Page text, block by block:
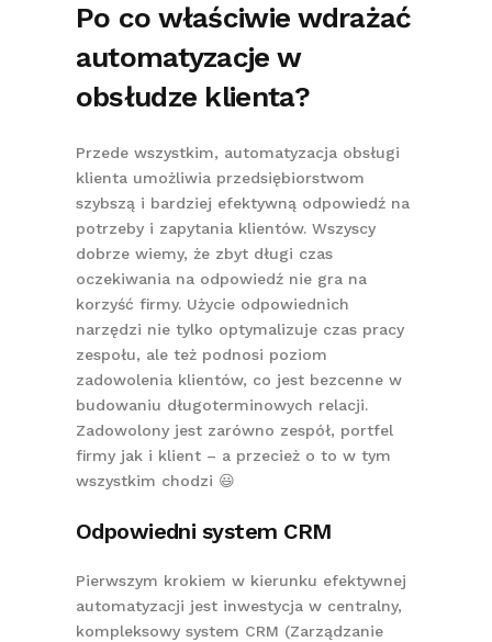
Po co właściwie wdrażać
automatyzacje w
obsłudze klienta?
Przede wszystkim, automatyzacja obsługi
klienta umożliwia przedsiębiorstwom
szybszą i bardziej efektywną odpowiedź na
potrzeby i zapytania klientów. Wszyscy
dobrze wiemy, że zbyt długi czas
oczekiwania na odpowiedź nie gra na
korzyść firmy. Użycie odpowiednich
narzędzi nie tylko optymalizuje czas pracy
zespołu, ale też podnosi poziom
zadowolenia klientów, co jest bezcenne w
budowaniu długoterminowych relacji.
Zadowolony jest zarówno zespół, portfel
firmy jak i klient – a przecież o to w tym
wszystkim chodzi 😃
Odpowiedni system CRM
Pierwszym krokiem w kierunku efektywnej
automatyzacji jest inwestycja w centralny,
kompleksowy system CRM (Zarządzanie